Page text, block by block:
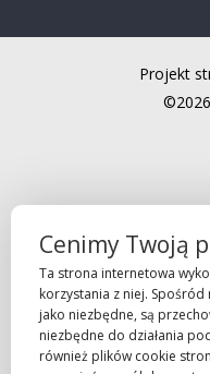
Projekt
Cenimy Twoją
Ta strona internetowa
korzystania z niej.
jako niezbędne, są
niezbędne do działania
również plików cookie